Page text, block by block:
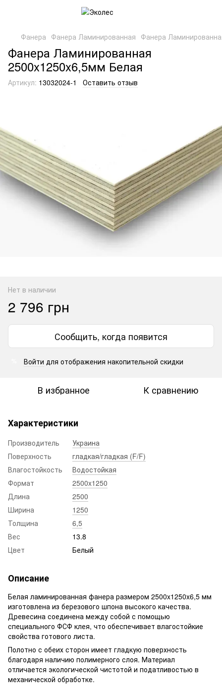
Фанера Фанера Ламинированная Фанера
Фанера Ламинированная
2500x1250x6,5мм Белая
Артикул: 13032024-1 Оставить отзыв
Нет в наличии
2 796 грн
Сообщить, когда появится
Войти для отображения накопительной скидки
В избранное К сравнению
Характеристики
Производитель
Украина
Поверхность
гладкая/гладкая (F/F)
Влагостойкость
Водостойкая
Формат
2500x1250
Длина
2500
Ширина
1250
Толщина
6,5
Вес
13.8
Цвет
Белый
Описание
Белая ламинированная фанера размером 2500x1250x6,5 мм
изготовлена из березового шпона высокого качества.
Древесина соединена между собой с помощью
специального ФСФ клея, что обеспечивает влагостойкие
свойства готового листа.
Полотно с обеих сторон имеет гладкую поверхность
благодаря наличию полимерного слоя. Материал
отличается экологической чистотой и податливостью в
механической обработке.